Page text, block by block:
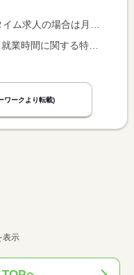
求人の場合は時間額を表示しています。
ワークより転載)
表示